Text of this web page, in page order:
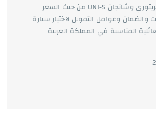
قارن بين فورد تيريتوري وشانجان UNI-S من حيث السعر
والضمان وعوامل التمويل لاختيار سيارة
المناسبة في المملكة العربية